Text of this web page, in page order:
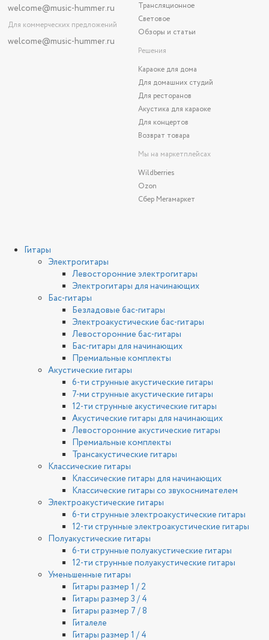
welcome@music-hummer.ru
Для коммерческих предложений
welcome@music-hummer.ru
Трансляционное
Световое
Обзоры и статьи
Решения
Караоке для дома
Для домашних студий
Для ресторанов
Акустика для караоке
Для концертов
Возврат товара
Мы на маркетплейсах
Wildberries
Ozon
Сбер Мегамаркет
Гитары
Электрогитары
Левосторонние электрогитары
Электрогитары для начинающих
Бас-гитары
Безладовые бас-гитары
Электроакустические бас-гитары
Левосторонние бас-гитары
Бас-гитары для начинающих
Премиальные комплекты
Акустические гитары
6-ти струнные акустические гитары
7-ми струнные акустические гитары
12-ти струнные акустические гитары
Акустические гитары для начинающих
Левосторонние акустические гитары
Премиальные комплекты
Трансакустические гитары
Классические гитары
Классические гитары для начинающих
Классические гитары со звукоснимателем
Электроакустические гитары
6-ти струнные электроакустические гитары
12-ти струнные электроакустические гитары
Полуакустические гитары
6-ти струнные полуакустические гитары
12-ти струнные полуакустические гитары
Уменьшенные гитары
Гитары размер 1 / 2
Гитары размер 3 / 4
Гитары размер 7 / 8
Гиталеле
Гитары размер 1 / 4